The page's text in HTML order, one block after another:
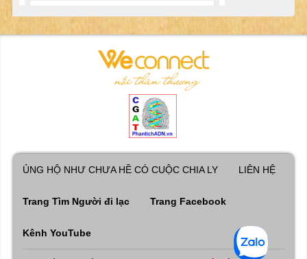
ỦNG HỘ NHƯ CHƯA HỀ CÓ CUỘC CHIA LY LIÊN HỆ
Trang Tìm Người đi lạc Trang Facebook
Kênh YouTube